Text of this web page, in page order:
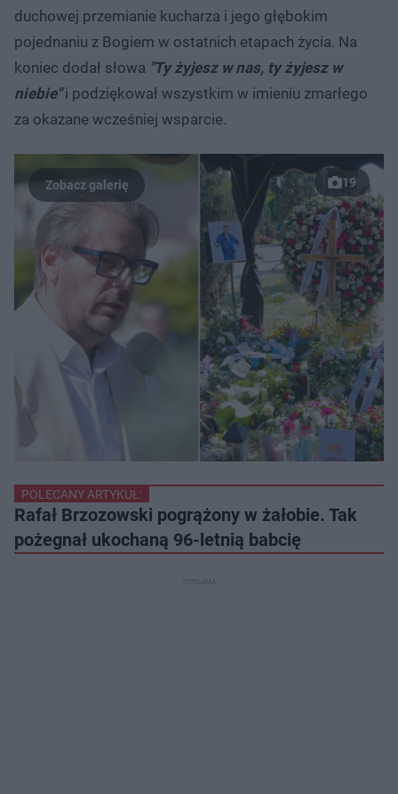
duchowej przemianie kucharza i jego głębokim
pojednaniu z Bogiem w ostatnich etapach życia. Na
koniec dodał słowa "Ty żyjesz w nas, ty żyjesz w
niebie"i podziękował wszystkim w imieniu zmarłego
za okazane wcześniej wsparcie.
19
POLECANY ARTYKUŁ:
Rafał Brzozowski pogrążony w żałobie. Tak
pożegnał ukochaną 96-letnią babcię